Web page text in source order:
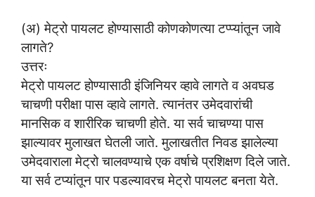
(अ) मेट्रो पायलट होण्यासाठी कोणकोणत्या टप्प्यांतून जावे
लागते?
उत्तरः
मेट्रो पायलट होण्यासाठी इंजिनियर व्हावे लागते व अवघड
चाचणी परीक्षा पास व्हावे लागते. त्यानंतर उमेदवारांची
मानसिक व शारीरिक चाचणी होते. या सर्व चाचण्या पास
झाल्यावर मुलाखत घेतली जाते. मुलाखतीत निवड झालेल्या
उमेदवाराला मेट्रो चालवण्याचे एक वर्षाचे प्रशिक्षण दिले जाते.
या सर्व टप्यांतून पार पडल्यावरच मेट्रो पायलट बनता येते.